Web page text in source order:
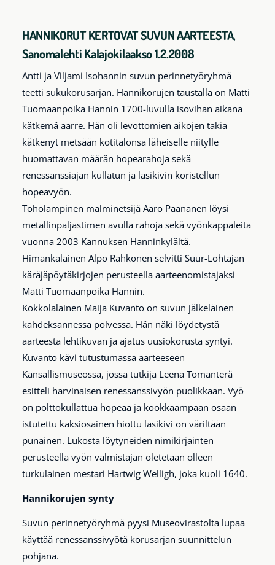
HANNIKORUT KERTOVAT SUVUN AARTEESTA,
Sanomalehti Kalajokilaakso 1.2.2008
Antti ja Viljami Isohannin suvun perinnetyöryhmä
teetti sukukorusarjan. Hannikorujen taustalla on Matti
Tuomaanpoika Hannin 1700-luvulla isovihan aikana
kätkemä aarre. Hän oli levottomien aikojen takia
kätkenyt metsään kotitalonsa läheiselle niitylle
huomattavan määrän hopearahoja sekä
renessanssiajan kullatun ja lasikivin koristellun
hopeavyön.
Toholampinen malminetsijä Aaro Paananen löysi
metallinpaljastimen avulla rahoja sekä vyönkappaleita
vuonna 2003 Kannuksen Hanninkylältä.
Himankalainen Alpo Rahkonen selvitti Suur-Lohtajan
käräjäpöytäkirjojen perusteella aarteenomistajaksi
Matti Tuomaanpoika Hannin.
Kokkolalainen Maija Kuvanto on suvun jälkeläinen
kahdeksannessa polvessa. Hän näki löydetystä
aarteesta lehtikuvan ja ajatus uusiokorusta syntyi.
Kuvanto kävi tutustumassa aarteeseen
Kansallismuseossa, jossa tutkija Leena Tomanterä
esitteli harvinaisen renessanssivyön puolikkaan. Vyö
on polttokullattua hopeaa ja kookkaampaan osaan
istutettu kaksiosainen hiottu lasikivi on väriltään
punainen. Lukosta löytyneiden nimikirjainten
perusteella vyön valmistajan oletetaan olleen
turkulainen mestari Hartwig Welligh, joka kuoli 1640.
Hannikorujen synty
Suvun perinnetyöryhmä pyysi Museovirastolta lupaa
käyttää renessanssivyötä korusarjan suunnittelun
pohjana.